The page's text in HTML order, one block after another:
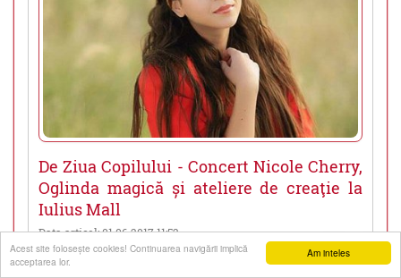
Am inteles
Acest site foloseşte cookies! Continuarea navigării implică
acceptarea lor.
De Ziua Copilului - Concert Nicole Cherry,
Oglinda magică și ateliere de creaţie la
Iulius Mall
Data articol: 01.06.2017 11:52
De ziua lor, 1 Iunie, copiii vor avea parte de cele
mai frumoase surprize, pentru a le oferi
▼